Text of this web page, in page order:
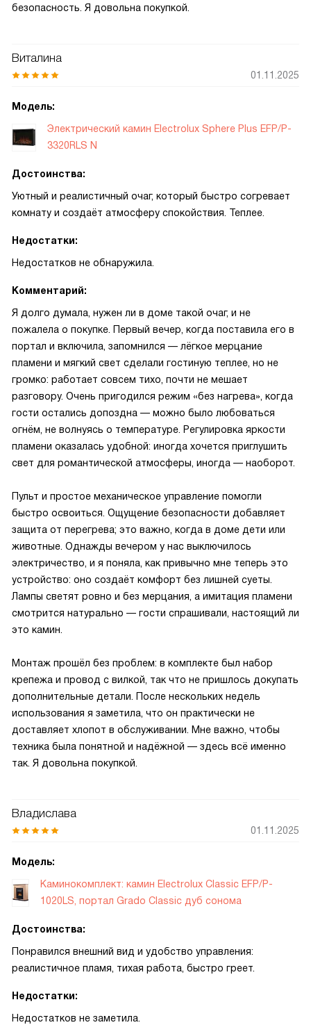
безопасность. Я довольна покупкой.
Виталина
01.11.2025
Модель:
Электрический камин Electrolux Sphere Plus EFP/P-
3320RLS N
Достоинства:
Уютный и реалистичный очаг, который быстро согревает
комнату и создаёт атмосферу спокойствия. Теплее.
Недостатки:
Недостатков не обнаружила.
Комментарий:
Я долго думала, нужен ли в доме такой очаг, и не
пожалела о покупке. Первый вечер, когда поставила его в
портал и включила, запомнился — лёгкое мерцание
пламени и мягкий свет сделали гостиную теплее, но не
громко: работает совсем тихо, почти не мешает
разговору. Очень пригодился режим «без нагрева», когда
гости остались допоздна — можно было любоваться
огнём, не волнуясь о температуре. Регулировка яркости
пламени оказалась удобной: иногда хочется приглушить
свет для романтической атмосферы, иногда — наоборот.
Пульт и простое механическое управление помогли
быстро освоиться. Ощущение безопасности добавляет
защита от перегрева; это важно, когда в доме дети или
животные. Однажды вечером у нас выключилось
электричество, и я поняла, как привычно мне теперь это
устройство: оно создаёт комфорт без лишней суеты.
Лампы светят ровно и без мерцания, а имитация пламени
смотрится натурально — гости спрашивали, настоящий ли
это камин.
Монтаж прошёл без проблем: в комплекте был набор
крепежа и провод с вилкой, так что не пришлось докупать
дополнительные детали. После нескольких недель
использования я заметила, что он практически не
доставляет хлопот в обслуживании. Мне важно, чтобы
техника была понятной и надёжной — здесь всё именно
так. Я довольна покупкой.
Владислава
01.11.2025
Модель:
Каминокомплект: камин Electrolux Classic EFP/P-
1020LS, портал Grado Classic дуб сонома
Достоинства:
Понравился внешний вид и удобство управления:
реалистичное пламя, тихая работа, быстро греет.
Недостатки:
Недостатков не заметила.